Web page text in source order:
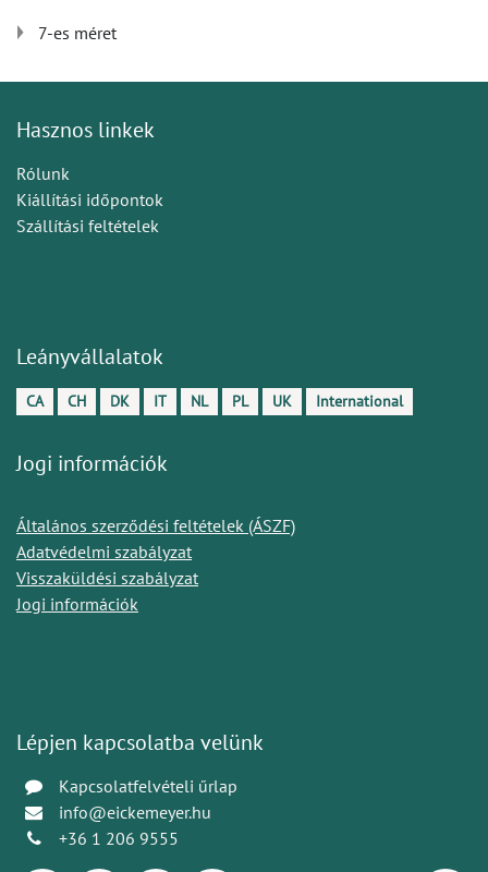
7-es méret
Hasznos linkek
Rólunk
Kiállítási időpontok
Szállítási feltételek
Leányvállalatok
CA CH DK IT NL PL UK International
Jogi információk
Általános szerződési feltételek (ÁSZF)
Adatvédelmi szabályzat
Visszaküldési szabályzat
Jogi információk
Lépjen kapcsolatba velünk
Kapcsolatfelvételi űrlap
info@eickemeyer.hu
+36 1 206 9555